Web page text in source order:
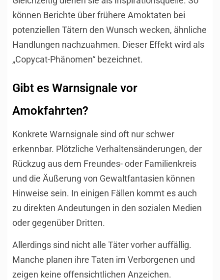
können Berichte über frühere Amoktaten bei
potenziellen Tätern den Wunsch wecken, ähnliche
Handlungen nachzuahmen. Dieser Effekt wird als
„Copycat-Phänomen“ bezeichnet.
Gibt es Warnsignale vor
Amokfahrten?
Konkrete Warnsignale sind oft nur schwer
erkennbar. Plötzliche Verhaltensänderungen, der
Rückzug aus dem Freundes- oder Familienkreis
und die Äußerung von Gewaltfantasien können
Hinweise sein. In einigen Fällen kommt es auch
zu direkten Andeutungen in den sozialen Medien
oder gegenüber Dritten.
Allerdings sind nicht alle Täter vorher auffällig.
Manche planen ihre Taten im Verborgenen und
zeigen keine offensichtlichen Anzeichen.